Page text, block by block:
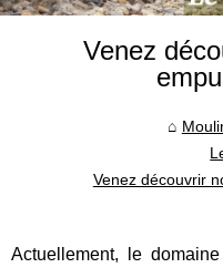
Venez
Venez découvrir
Actuellement, le